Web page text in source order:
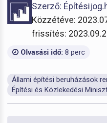
Szerző:
Közzétéve:
frissítés:
Olvasási idő: 8 perc
Állami építési beruházások
Építési és Közlekedési